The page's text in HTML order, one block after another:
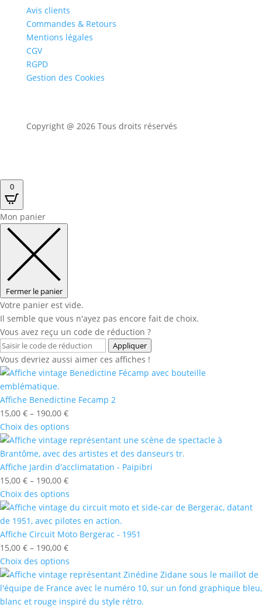
Avis clients
Commandes & Retours
Mentions légales
CGV
RGPD
Gestion des Cookies
Copyright @ 2026 Tous droits réservés
0
Mon panier
Fermer le panier
Votre panier est vide.
Il semble que vous n'ayez pas encore fait de choix.
Vous avez reçu un code de réduction ?
Appliquer
Vous devriez aussi aimer ces affiches !
Affiche Benedictine Fecamp 2
15,00 € – 190,00 €
Choix des options
Affiche Jardin d'acclimatation - Paipibri
15,00 € – 190,00 €
Choix des options
Affiche Circuit Moto Bergerac - 1951
15,00 € – 190,00 €
Choix des options